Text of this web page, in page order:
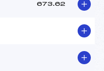
673.62